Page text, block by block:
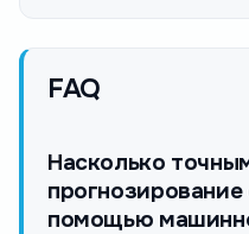
FAQ
Насколько
прогнозирование
помощью